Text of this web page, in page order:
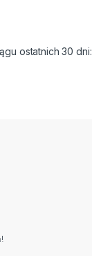
ostatnich 30 dni: